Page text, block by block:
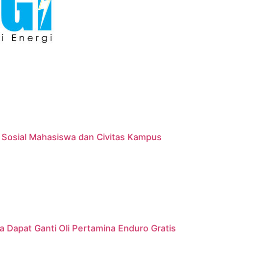
Mahasiswa dan Civitas Kampus
Dapat Ganti Oli Pertamina Enduro Gratis